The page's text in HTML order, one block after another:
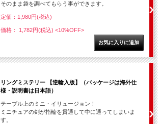
そのまま袋を調べてもらう事ができます。
定価：1,980円(税込)
価格： 1,782円(税込) <10%OFF>
リングミステリー 【逆輸入版】（パッケージは海外仕
様・説明書は日本語）
テーブル上のミニ・イリュージョン！
ミニチュアの剣が指輪を貫通して中に通ってしまいま
す。